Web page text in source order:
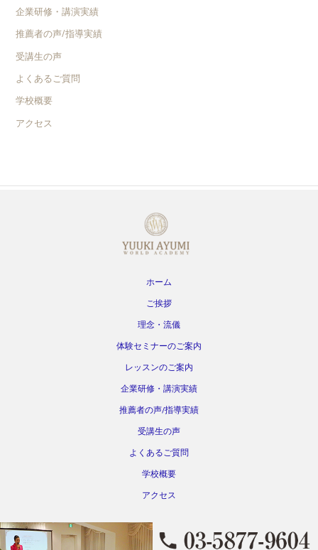
企業研修・講演実績
推薦者の声/指導実績
受講生の声
よくあるご質問
学校概要
アクセス
ホーム
ご挨拶
理念・流儀
体験セミナーのご案内
レッスンのご案内
企業研修・講演実績
推薦者の声/指導実績
受講生の声
よくあるご質問
学校概要
アクセス